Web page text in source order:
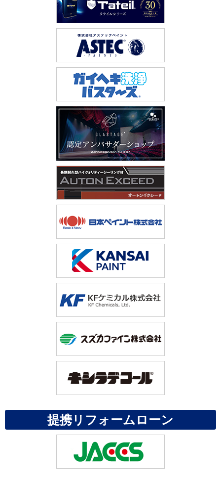
提携リフォームローン